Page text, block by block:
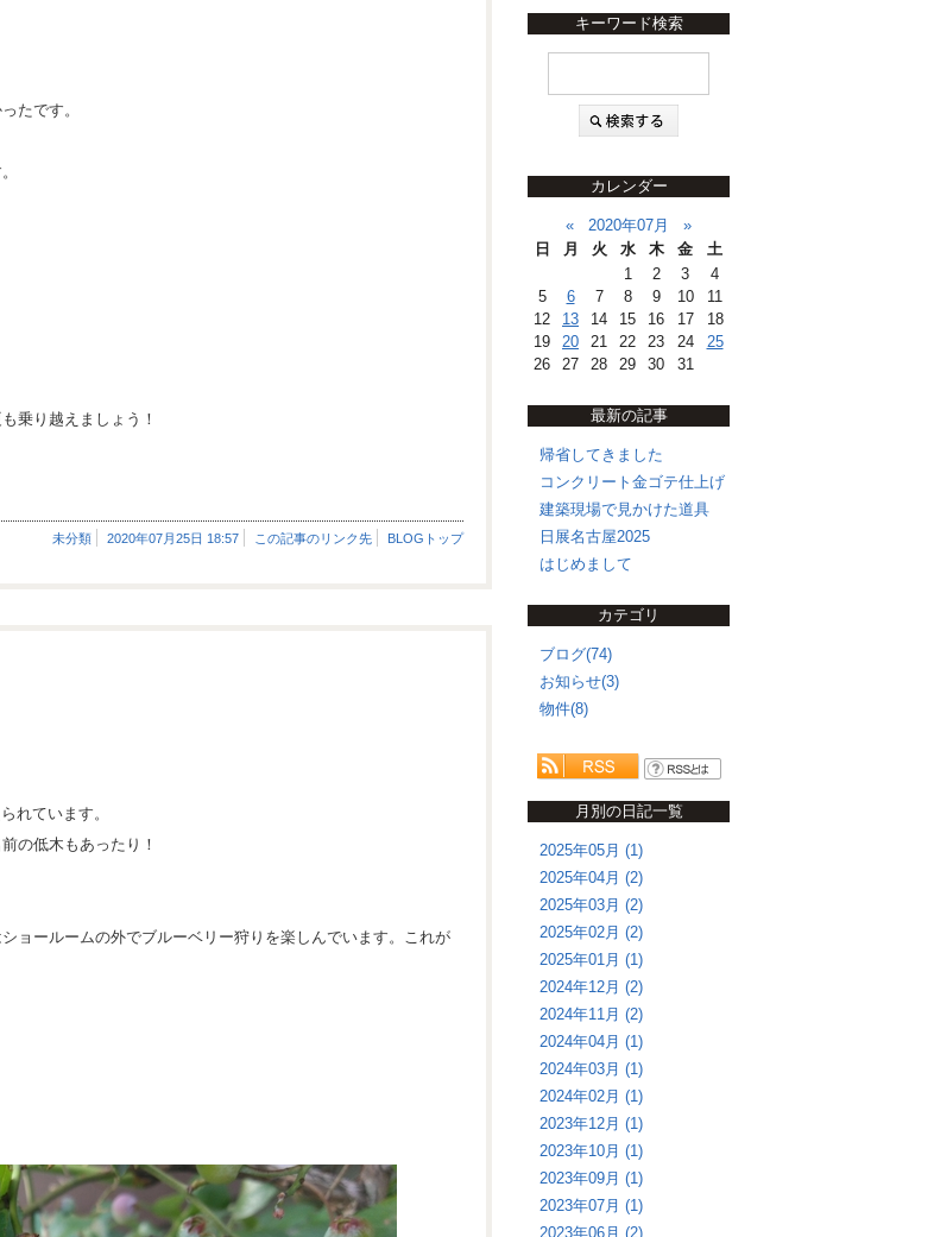
たです。
乗り越えましょう！
未分類 2020年07月25日 18:57 この記事のリンク先 BLOGトップ
れています。
の低木もあったり！
ョールームの外でブルーベリー狩りを楽しんでいます。これが
キーワード検索
カレンダー
« 2020年07月
»
日
月 火 水 木 金
土
1
2 3
4
5
6 7 8 9 10
11
12
13 14 15 16 17
18
19
20 21 22 23 24
25
26
27 28 29 30 31
最新の記事
帰省してきました
コンクリート金ゴテ仕上げ
建築現場で見かけた道具
日展名古屋2025
はじめまして
カテゴリ
ブログ(74)
お知らせ(3)
物件(8)
月別の日記一覧
2025年05月 (1)
2025年04月 (2)
2025年03月 (2)
2025年02月 (2)
2025年01月 (1)
2024年12月 (2)
2024年11月 (2)
2024年04月 (1)
2024年03月 (1)
2024年02月 (1)
2023年12月 (1)
2023年10月 (1)
2023年09月 (1)
2023年07月 (1)
2023年06月 (2)